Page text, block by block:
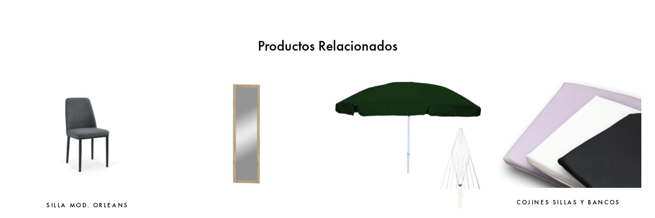
Productos Relacionados
SILLA MOD. ORLEANS COJINES SILLAS Y BANCOS